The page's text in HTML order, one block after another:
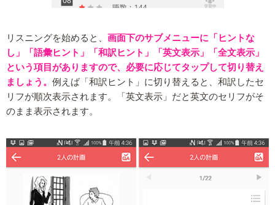
リスニングを始めると、 画面下のサブメニューに「ヒントな
し」「語彙ヒント」「和訳ヒント」「英文表示」「全文表示」
という項目がありますので、必要に応じてタップして切り替え
ましょう。 例えば「和訳ヒント」に切り替えると、和訳したセ
リフが順次表示されます。「英文表示」だと英文のセリフがそ
のまま表示されます。